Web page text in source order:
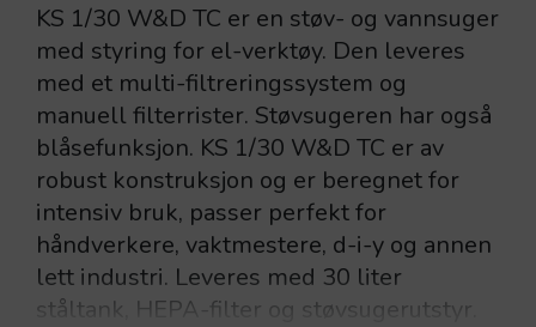
KS 1/30 W&D TC er en støv- og vannsuger
med styring for el-verktøy. Den leveres
med et multi-filtreringssystem og
manuell filterrister. Støvsugeren har også
blåsefunksjon. KS 1/30 W&D TC er av
robust konstruksjon og er beregnet for
intensiv bruk, passer perfekt for
håndverkere, vaktmestere, d-i-y og annen
lett industri. Leveres med 30 liter
ståltank, HEPA-filter og støvsugerutstyr.